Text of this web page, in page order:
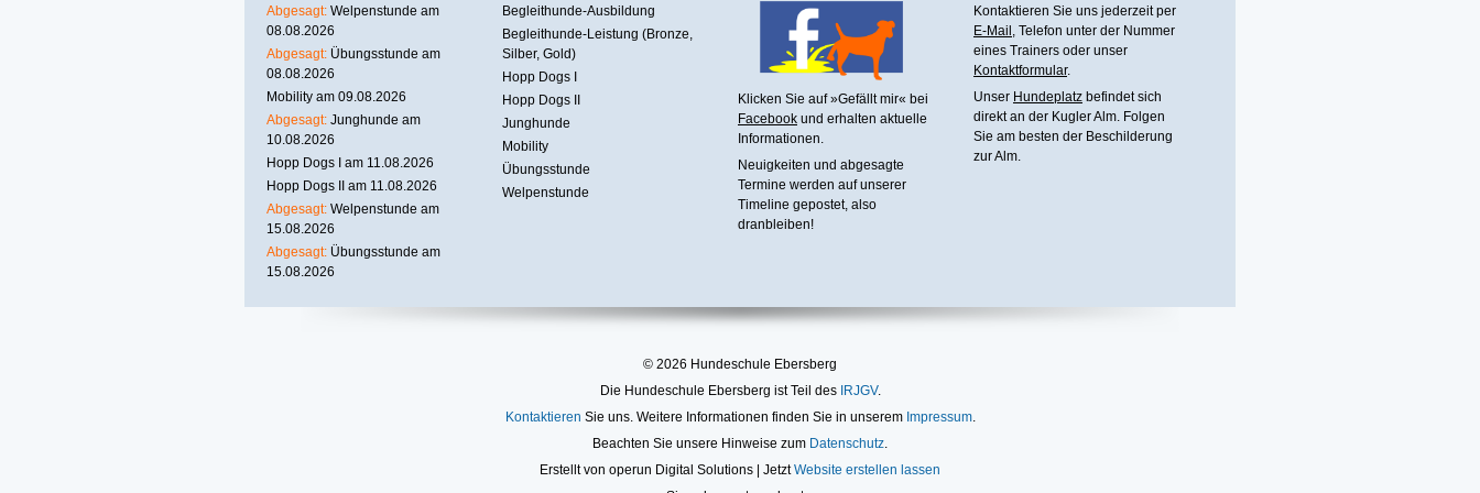
Abgesagt: Welpenstunde am
08.08.2026
Abgesagt: Übungsstunde am
08.08.2026
Mobility am 09.08.2026
Abgesagt: Junghunde am
10.08.2026
Hopp Dogs I am 11.08.2026
Hopp Dogs II am 11.08.2026
Abgesagt: Welpenstunde am
15.08.2026
Abgesagt: Übungsstunde am
15.08.2026
Begleithunde-Ausbildung
Begleithunde-Leistung (Bronze,
Silber, Gold)
Hopp Dogs I
Hopp Dogs II
Junghunde
Mobility
Übungsstunde
Welpenstunde
Klicken Sie auf »Gefällt mir« bei
Facebook und erhalten aktuelle
Informationen.
Neuigkeiten und abgesagte
Termine werden auf unserer
Timeline gepostet, also
dranbleiben!
Kontaktieren Sie uns jederzeit per
E-Mail , Telefon unter der Nummer
eines Trainers oder unser
Kontaktformular.
Unser Hundeplatz befindet sich
direkt an der Kugler Alm. Folgen
Sie am besten der Beschilderung
zur Alm.
© 2026 Hundeschule Ebersberg
Die Hundeschule Ebersberg ist Teil des IRJGV.
Kontaktieren Sie uns. Weitere Informationen finden Sie in unserem Impressum.
Beachten Sie unsere Hinweise zum Datenschutz
Erstellt von operun Digital Solutions | JetztWebsite erstellen lassen